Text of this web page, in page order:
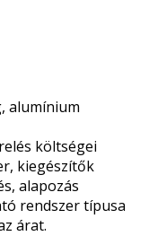
alumínium
költségei
kiegészítők
alapozás
rendszer típusa
árat.